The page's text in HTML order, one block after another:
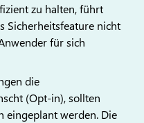
zu halten, führt
Sicherheitsfeature nicht
für sich
die
(Opt-in), sollten
eingeplant werden. Die